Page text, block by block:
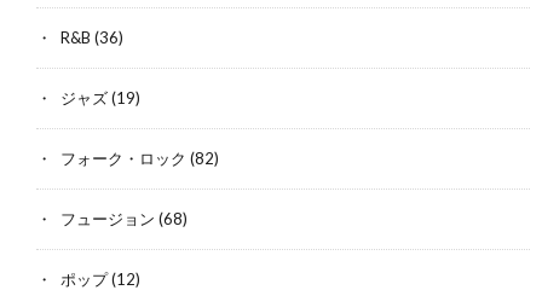
R&B (36)
ジャズ(19)
フォーク・ロック (82)
フュージョン (68)
ポップ(12)